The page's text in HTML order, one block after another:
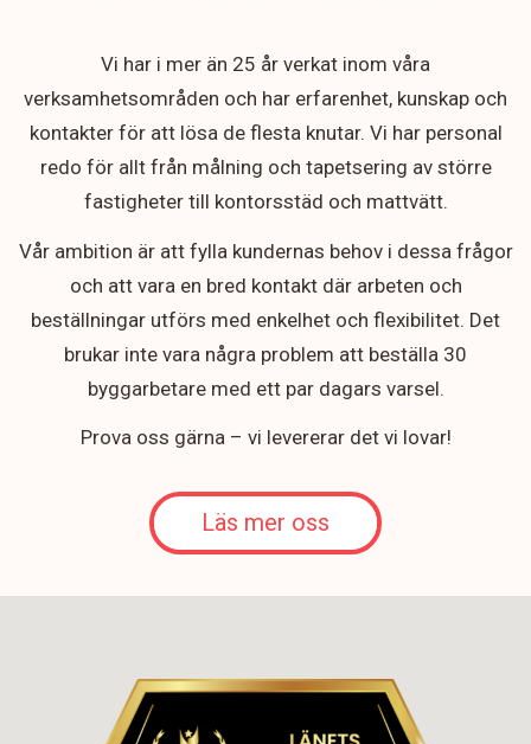
Vi har i mer än 25 år verkat inom våra
verksamhetsområden och har erfarenhet, kunskap och
kontakter för att lösa de flesta knutar. Vi har personal
redo för allt från målning och tapetsering av större
fastigheter till kontorsstäd och mattvätt.
Vår ambition är att fylla kundernas behov i dessa frågor
och att vara en bred kontakt där arbeten och
beställningar utförs med enkelhet och flexibilitet. Det
brukar inte vara några problem att beställa 30
byggarbetare med ett par dagars varsel.
Prova oss gärna – vi levererar det vi lovar!
Läs mer oss